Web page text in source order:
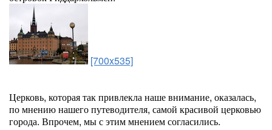
[700x535]
Церковь, которая так привлекла наше внимание, оказалась,
по мнению нашего путеводителя, самой красивой церковью
города. Впрочем, мы с этим мнением согласились.